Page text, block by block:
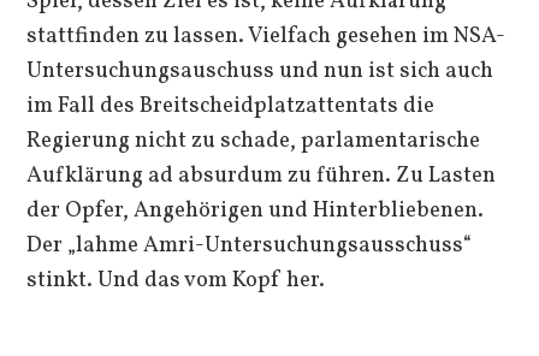
stattfinden zu lassen. Vielfach gesehen im NSA-
Untersuchungsauschuss und nun ist sich auch
im Fall des Breitscheidplatzattentats die
Regierung nicht zu schade, parlamentarische
Aufklärung ad absurdum zu führen. Zu Lasten
der Opfer, Angehörigen und Hinterbliebenen.
Der „lahme Amri-Untersuchungsausschuss“
stinkt. Und das vom Kopf her.